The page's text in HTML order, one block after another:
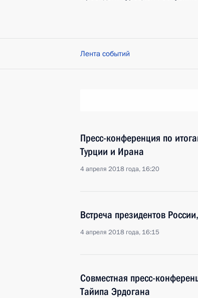
Лента событий
Пресс-конференция по
Турции и Ирана
4 апреля 2018 года, 16:20
Встреча президентов
4 апреля 2018 года, 16:15
Совместная пресс-
Тайипа Эрдогана